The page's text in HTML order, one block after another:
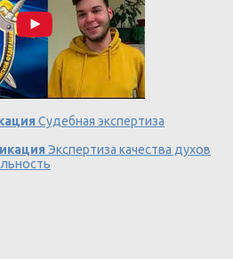
Судебная экспертиза
Экспертиза качества духов